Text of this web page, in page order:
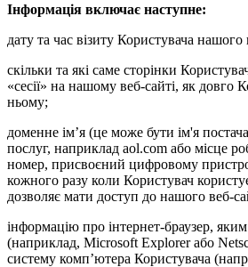
Інформація включає наступне:
дату та час візиту Користувача нашого
скільки та які саме сторінки
«сесії» на нашому веб-сайті, як довго
ньому;
доменне ім’я (це може бути ім'я
послуг, наприклад aol.com або місце
номер, присвоєний цифровому
кожного разу коли Користувач
дозволяє мати доступ до нашого веб-
інформацію про інтернет-браузер,
(наприклад, Microsoft Explorer або
систему комп’ютера Користувача